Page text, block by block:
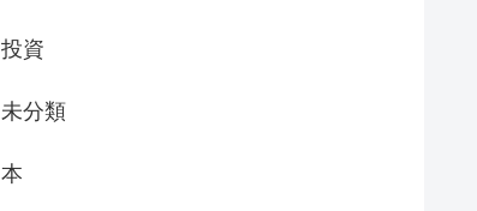
投資
未分類
本